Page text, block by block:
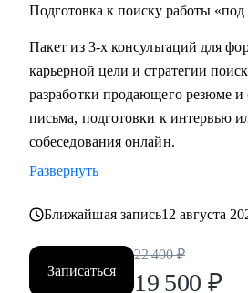
Подготовка к поиску работы
Пакет из 3-х консультаций для
карьерной цели и стратегии
разработки продающего резюме и
письма, подготовки к интервью
собеседования онлайн.
Развернуть
Ближайшая запись12 августа
Записаться
22 400 ₽
19 500 ₽